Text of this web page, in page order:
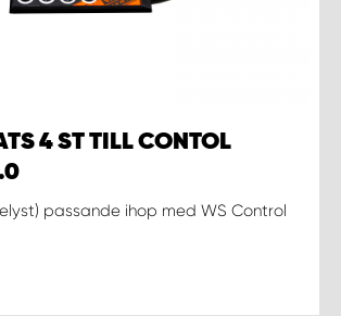
4 ST TILL CONTOL
passande ihop med WS Control